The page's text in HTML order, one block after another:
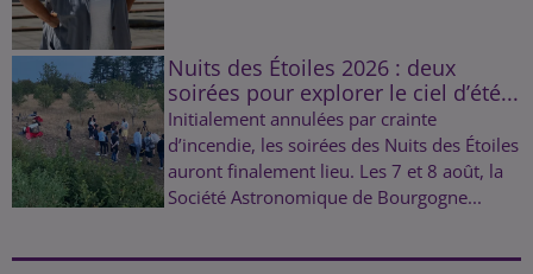
Nuits des Étoiles 2026 : deux
soirées pour explorer le ciel d’été...
Initialement annulées par crainte
d’incendie, les soirées des Nuits des Étoiles
auront finalement lieu. Les 7 et 8 août, la
Société Astronomique de Bourgogne...